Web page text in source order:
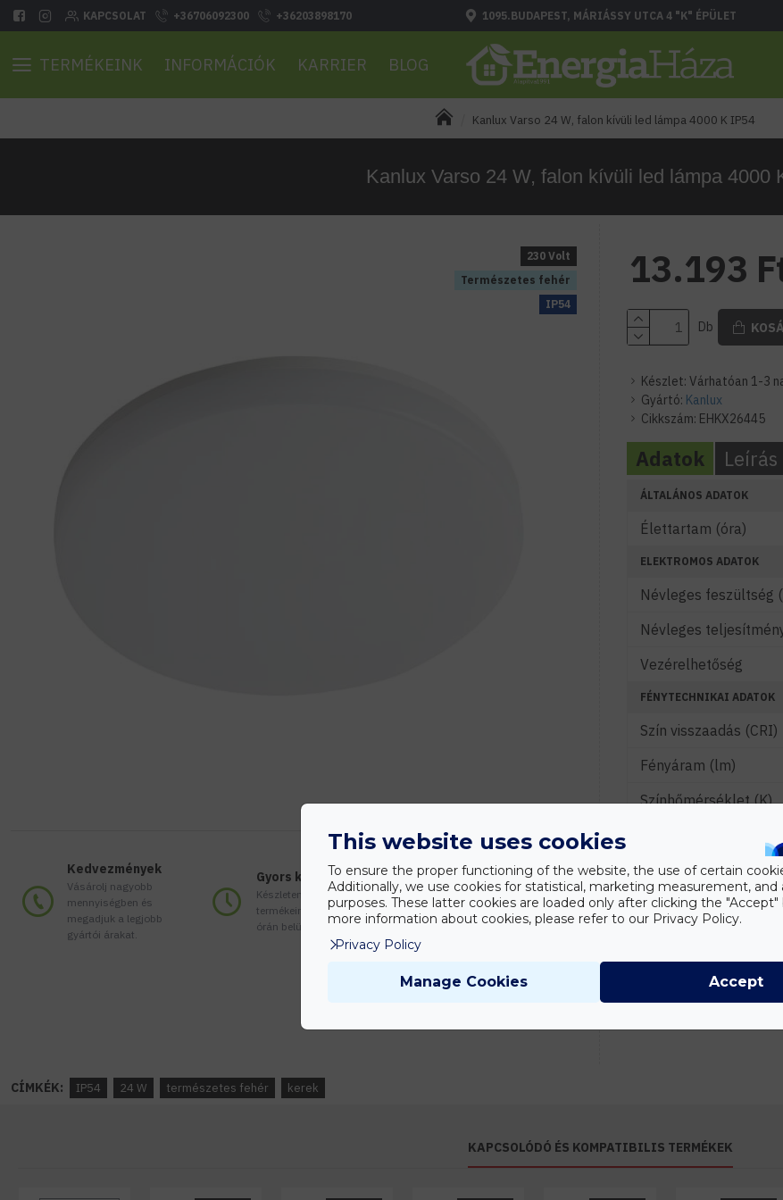
KAPCSOLAT +36706092300 +36203898170 1095.BUDAPEST, MÁRIÁSSY UTCA 4 "K" ÉPÜLET
TERMÉKEINK INFORMÁCIÓK KARRIER BLOG
Kanlux Varso 24 W, falon kívüli led lámpa 4000 K IP54
Kanlux Varso 24 W, falon kívüli led lámpa 4000
Természetes fehér
230 Volt
IP54
Kedvezmények
Vásárolj nagyobb
mennyiségben és
megadjuk a legjobb
gyártói árakat.
Gyors kiszállítás
Készleten lévő
termékeinket akár 24
órán belül megkaphatod!
Írd meg nekünk
elgondolásodat és
munkatársunk segít az
elképzeléseid
Készlet: Várhatóan 1-3
Gyártó: Kanlux
Cikkszám: EHKX26445
13.193
Db
Adatok Leírás
ÁLTALÁNOS ADATOK
Élettartam (óra)
ELEKTROMOS ADATOK
Névleges feszültség
Névleges
Vezérelhetőség
FÉNYTECHNIKAI ADATOK
Szín visszaadás (CRI)
Fényáram (lm)
Színhőmérséklet (K)
KÖRNYEZETI ADATOK
IP védelmi szint
Átmérő (mm)
Magasság (mm)
CÍMKÉK: IP54 24 W természetes fehér kerek
KAPCSOLÓDÓ ÉS KOMPATIBILIS TERMÉKEK
This website uses cookies
To ensure the proper functioning of the website, the use of certain
Additionally, we use cookies for statistical, marketing measurement, and
purposes. These latter cookies are loaded only after clicking the
more information about cookies, please refer to our Privacy Policy.
Privacy Policy
Manage Cookies Accept